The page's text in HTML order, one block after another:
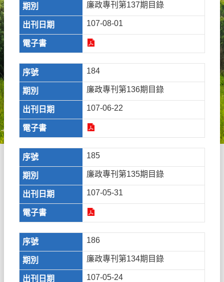
廉政專刊第137期目錄
107-08-01
184
廉政專刊第136期目錄
107-06-22
185
廉政專刊第135期目錄
107-05-31
186
廉政專刊第134期目錄
107-05-24